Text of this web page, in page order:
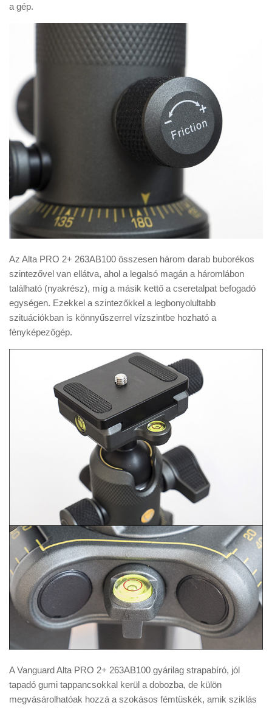
a gép.
Az Alta PRO 2+ 263AB100 összesen három darab buborékos
szintezővel van ellátva, ahol a legalsó magán a háromlábon
található (nyakrész), míg a másik kettő a cseretalpat befogadó
egységen. Ezekkel a szintezőkkel a legbonyolultabb
szituációkban is könnyűszerrel vízszintbe hozható a
fényképezőgép.
A Vanguard Alta PRO 2+ 263AB100 gyárilag strapabíró, jól
tapadó gumi tappancsokkal kerül a dobozba, de külön
megvásárolhatóak hozzá a szokásos fémtüskék, amik sziklás